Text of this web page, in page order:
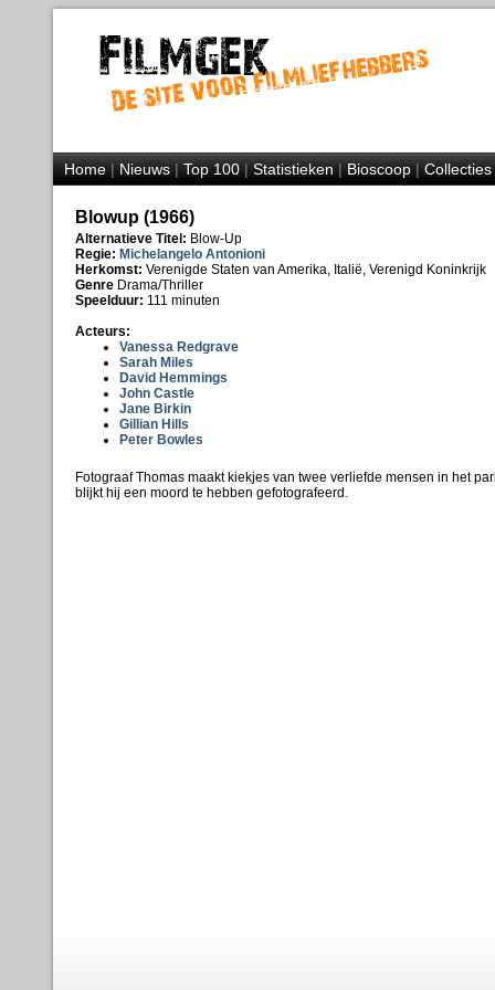
Home|Nieuws|Top 100|Statistieken|Bioscoop|Collecties
Blowup (1966)
Alternatieve Titel: Blow-Up
Regie: Michelangelo Antonioni
Herkomst: Verenigde Staten van Amerika, Italië, Verenigd Koninkrijk
Genre Drama/Thriller
Speelduur: 111 minuten
Acteurs:
Vanessa Redgrave
Sarah Miles
David Hemmings
John Castle
Jane Birkin
Gillian Hills
Peter Bowles
Fotograaf Thomas maakt kiekjes van twee verliefde mensen in het
blijkt hij een moord te hebben gefotografeerd.